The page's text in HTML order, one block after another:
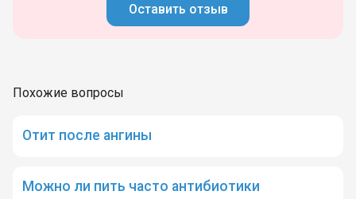
Оставить отзыв
Похожие вопросы
Отит после ангины
Можно ли пить часто антибиотики